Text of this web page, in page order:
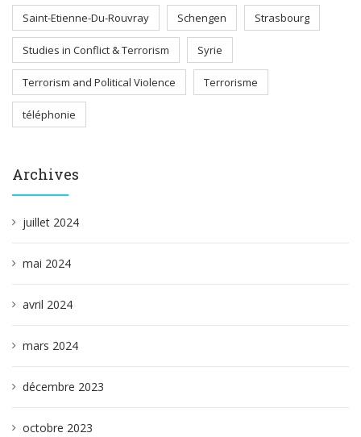
Saint-Etienne-Du-Rouvray Schengen Strasbourg
Studies in Conflict & Terrorism Syrie
Terrorism and Political Violence Terrorisme
téléphonie
Archives
juillet 2024
mai 2024
avril 2024
mars 2024
décembre 2023
octobre 2023